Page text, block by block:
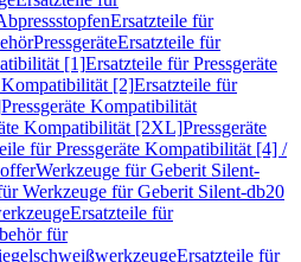
Ersatzteile für
PressgeräteErsatzteile für
[1]Ersatzteile für Pressgeräte
Kompatibilität [2]Ersatzteile für
Pressgeräte Kompatibilität
Kompatibilität [2XL]Pressgeräte
für Pressgeräte Kompatibilität [4] /
Werkzeuge für Geberit Silent-
Werkzeuge für Geberit Silent-db20
Ersatzteile für
für
Ersatzteile für